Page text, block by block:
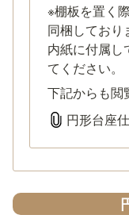
※棚板を置く
同梱しており
内紙に付属し
てください。
下記からも閲
円形台座